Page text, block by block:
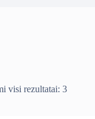
visi rezultatai: 3